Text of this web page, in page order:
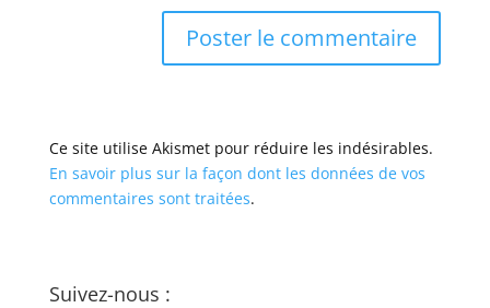
Ce site utilise Akismet pour réduire les indésirables.
En savoir plus sur la façon dont les données de vos
commentaires sont traitées.
Suivez-nous :